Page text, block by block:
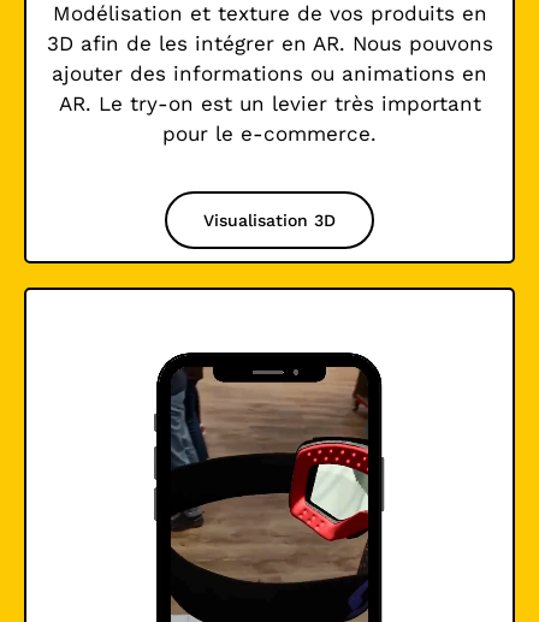
Modélisation et texture de vos produits en
3D afin de les intégrer en AR. Nous pouvons
ajouter des informations ou animations en
AR. Le try-on est un levier très important
pour le e-commerce.
Visualisation 3D